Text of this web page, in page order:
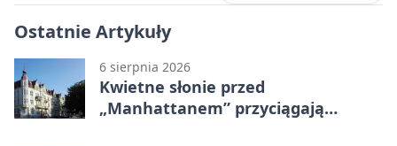
Ostatnie Artykuły
6 sierpnia 2026
Kwietne słonie przed
„Manhattanem” przyciągają